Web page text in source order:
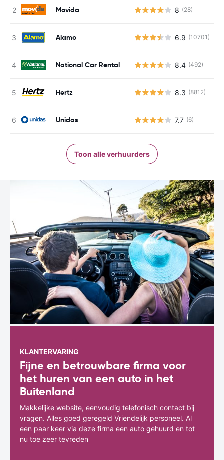
Movida 8 (28)
Alamo 6.9 (10701)
National Car Rental 8.4 (492)
Hertz 8.3 (8812)
Unidas 7.7 (6)
Toon alle verhuurders
KLANTERVARING
Fijne en betrouwbare firma voor
het huren van een auto in het
Buitenland
Makkelijke website, eenvoudig telefonisch contact bij
vragen. Alles goed geregeld Vriendelijk personeel. Al
een paar keer via deze firma een auto gehuurd en tot
nu toe zeer tevreden